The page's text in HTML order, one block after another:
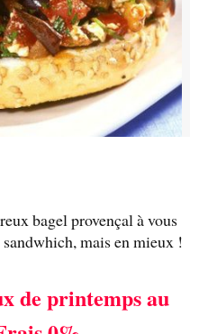
bagel provençal à vous
mais en mieux !
de printemps au